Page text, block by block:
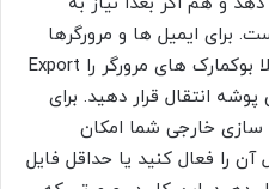
برای ایمیل ها و مرورگرها
هم بهتر است خروجی بگیرید: مثلا بوکمارک های مرورگر را Export
انتقال قرار دهید. برای
سازی خارجی شما امکان
آن را فعال کنید یا حداقل فایل